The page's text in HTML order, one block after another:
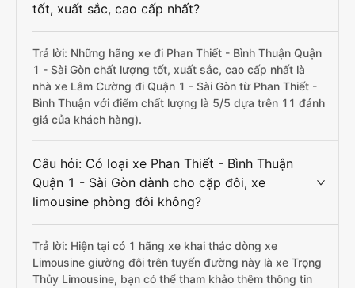
tốt, xuất sắc, cao cấp nhất?
Trả lời: Những hãng xe đi Phan Thiết - Bình Thuận Quận
1 - Sài Gòn chất lượng tốt, xuất sắc, cao cấp nhất là
nhà xe Lâm Cường đi Quận 1 - Sài Gòn từ Phan Thiết -
Bình Thuận với điểm chất lượng là 5/5 dựa trên 11 đánh
giá của khách hàng).
Câu hỏi: Có loại xe Phan Thiết - Bình Thuận
Quận 1 - Sài Gòn dành cho cặp đôi, xe
limousine phòng đôi không?
Trả lời: Hiện tại có 1 hãng xe khai thác dòng xe
Limousine giường đôi trên tuyến đường này là xe Trọng
Thủy Limousine, bạn có thể tham khảo thêm thông tin